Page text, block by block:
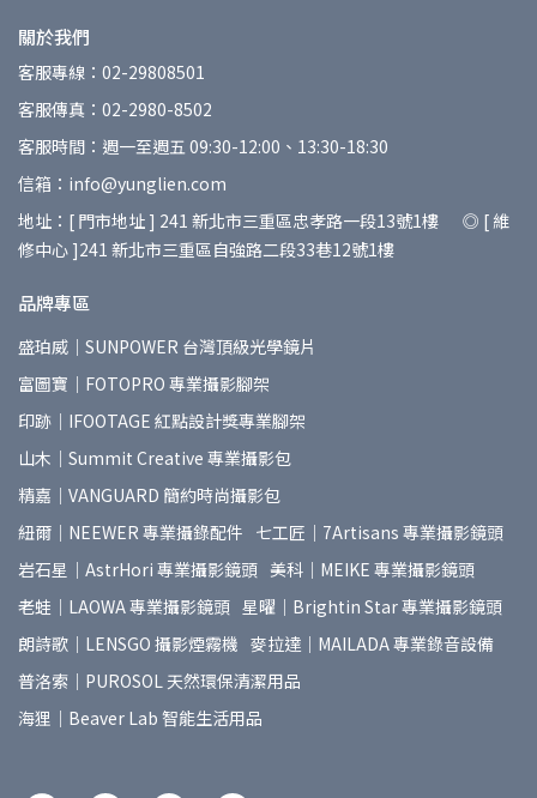
關於我們
客服專線：02-29808501
客服傳真：02-2980-8502
客服時間：週一至週五 09:30-12:00、13:30-18:30
信箱：info@yunglien.com
地址：[ 門市地址 ] 241 新北市三重區忠孝路一段13號1樓 ◎ [ 維
修中心 ]241 新北市三重區自強路二段33巷12號1樓
品牌專區
盛珀威｜SUNPOWER 台灣頂級光學鏡片
富圖寶｜FOTOPRO 專業攝影腳架
印跡｜IFOOTAGE 紅點設計獎專業腳架
山木｜Summit Creative 專業攝影包
精嘉｜VANGUARD 簡約時尚攝影包
紐爾｜NEEWER 專業攝錄配件 七工匠｜7Artisans 專業攝影鏡頭
岩石星｜AstrHori 專業攝影鏡頭 美科｜MEIKE 專業攝影鏡頭
老蛙｜LAOWA 專業攝影鏡頭 星曜｜Brightin Star 專業攝影鏡頭
朗詩歌｜LENSGO 攝影煙霧機 麥拉達｜MAILADA 專業錄音設備
普洛索｜PUROSOL 天然環保清潔用品
海狸｜Beaver Lab 智能生活用品